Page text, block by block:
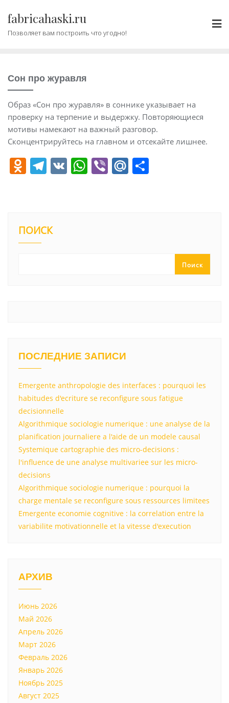
содержимому
fabricahaski.ru
Позволяет вам построить что угодно!
Сон про журавля
Образ «Сон про журавля» в соннике указывает на
проверку на терпение и выдержку. Повторяющиеся
мотивы намекают на важный разговор.
Сконцентрируйтесь на главном и отсекайте лишнее.
O
kl
a
T
a
V W Vi M
ПОИСК
Поиск
ПОСЛЕДНИЕ ЗАПИСИ
Emergente anthropologie des interfaces : pourquoi les
habitudes d'ecriture se reconfigure sous fatigue
decisionnelle
Algorithmique sociologie numerique : une analyse de la
planification journaliere a l'aide de un modele causal
Systemique cartographie des micro-decisions :
l'influence de une analyse multivariee sur les micro-
decisions
Algorithmique sociologie numerique : pourquoi la
charge mentale se reconfigure sous ressources limitees
Emergente economie cognitive : la correlation entre la
variabilite motivationnelle et la vitesse d'execution
АРХИВ
Июнь 2026
Май 2026
Апрель 2026
Март 2026
Февраль 2026
Январь 2026
Ноябрь 2025
Август 2025